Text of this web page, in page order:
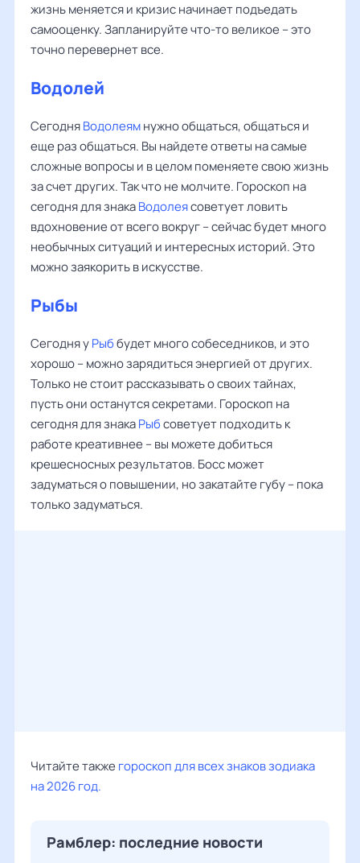
жизнь меняется и кризис начинает подъедать
самооценку. Запланируйте что-то великое – это
точно перевернет все.
Водолей
СегодняВодолеямнужно общаться, общаться и
еще раз общаться. Вы найдете ответы на самые
сложные вопросы и в целом поменяете свою жизнь
за счет других. Так что не молчите. Гороскоп на
сегодня для знакаВодолеясоветует ловить
вдохновение от всего вокруг – сейчас будет много
необычных ситуаций и интересных историй. Это
можно заякорить в искусстве.
Рыбы
Сегодня уРыббудет много собеседников, и это
хорошо – можно зарядиться энергией от других.
Только не стоит рассказывать о своих тайнах,
пусть они останутся секретами. Гороскоп на
сегодня для знакаРыбсоветует подходить к
работе креативнее – вы можете добиться
крешесносных результатов. Босс может
задуматься о повышении, но закатайте губу – пока
только задуматься.
Читайте также гороскоп для всех знаков зодиака
на 2026 год.
Рамблер: последние новости